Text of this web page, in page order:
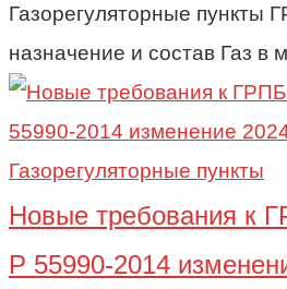
Газорегуляторные пункты
назначение и состав Газ в
Газорегуляторные пункты
Новые требования к
Р 55990-2014